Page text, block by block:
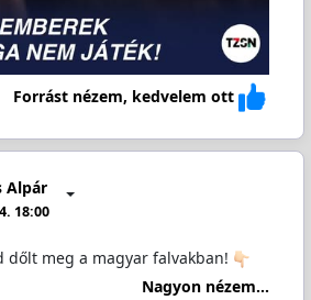
Forrást nézem, kedvelem ott
Alpár
18:00
dőlt meg a magyar falvakban!
Nagyon nézem...